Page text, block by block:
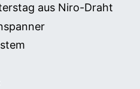
aus Niro-Draht